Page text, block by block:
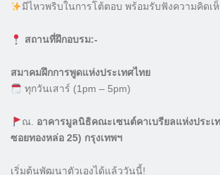
มีไหวพริบในการโต้ตอบ พร้อมรับฟังความคิดเ
สถานที่ฝึกอบรม:-
สมาคมฝึกการพูดแห่งประเทศไทย
ทุกวันเสาร์ (1pm – 5pm)
ณ. อาคารมูลนิธิคณะเซนต์คาเบรียลแห่งประ
ซอยทองหล่อ 25) กรุงเทพฯ
เริ่มต้นพัฒนาตัวเองได้แล้ววันนี้!